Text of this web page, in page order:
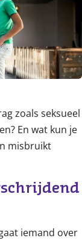
zoals seksueel
En wat kun je
misbruikt
iemand over